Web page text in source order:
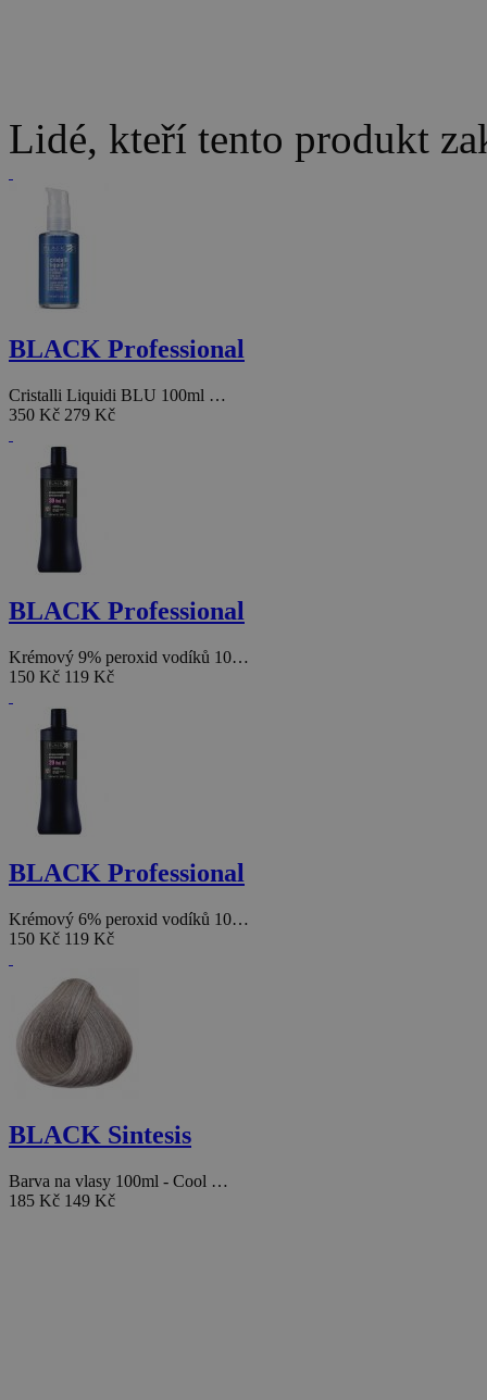
Lidé, kteří tento produkt
BLACK Professional
Cristalli Liquidi BLU 100ml …
350 Kč 279 Kč
BLACK Professional
Krémový 9% peroxid vodíků 10…
150 Kč 119 Kč
BLACK Professional
Krémový 6% peroxid vodíků 10…
150 Kč 119 Kč
BLACK Sintesis
Barva na vlasy 100ml - Cool …
185 Kč 149 Kč